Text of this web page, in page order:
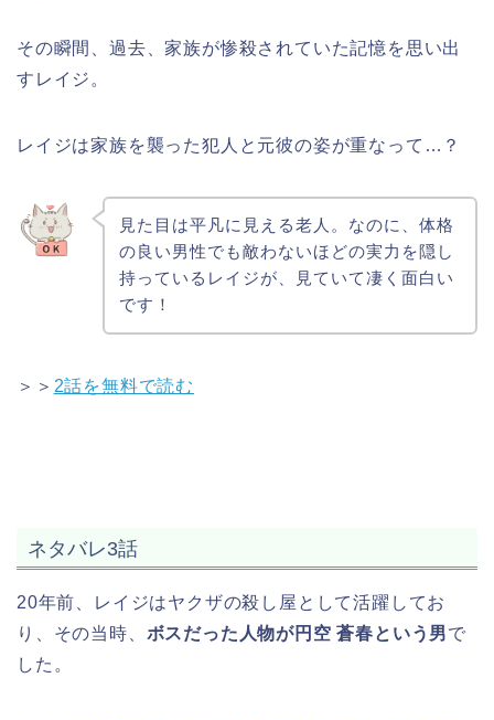
その瞬間、過去、家族が惨殺されていた記憶を思い出
すレイジ。
レイジは家族を襲った犯人と元彼の姿が重なって…？
見た目は平凡に見える老人。なのに、体格
の良い男性でも敵わないほどの実力を隠し
持っているレイジが、見ていて凄く面白い
です！
＞＞ 2話を無料で読む
ネタバレ3話
20年前、レイジはヤクザの殺し屋として活躍してお
り、その当時、 ボスだった人物が円空 蒼春という男で
した。